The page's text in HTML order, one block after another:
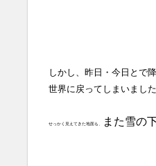
しかし、昨日・今日とで
世界に戻ってしまいました
せっかく見えてきた地面も、 また雪の